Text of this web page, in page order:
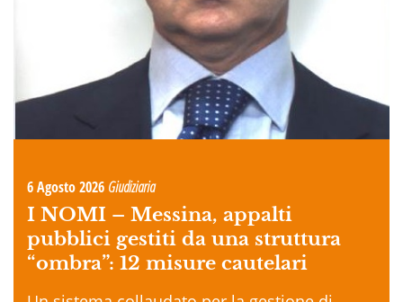
6 Agosto 2026 Giudiziaria
I NOMI – Messina, appalti
pubblici gestiti da una struttura
“ombra”: 12 misure cautelari